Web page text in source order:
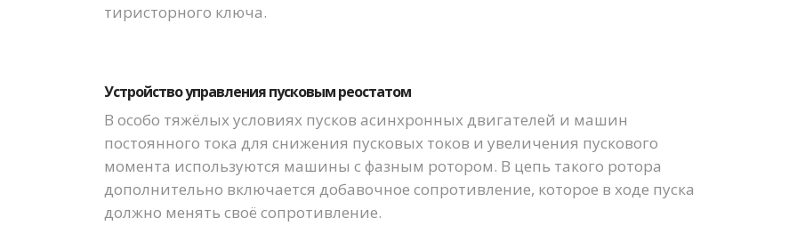
тиристорного ключа.
Устройство управления пусковым реостатом
В особо тяжёлых условиях пусков асинхронных двигателей и машин
постоянного тока для снижения пусковых токов и увеличения пускового
момента используются машины с фазным ротором. В цепь такого ротора
дополнительно включается добавочное сопротивление, которое в ходе пуска
должно менять своё сопротивление.